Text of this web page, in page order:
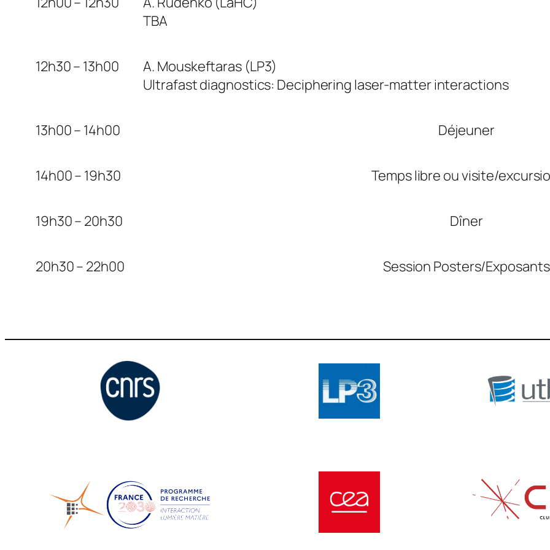
TBA
12h30 – 13h00
A. Mouskeftaras (LP3)
Ultrafast diagnostics: Deciphering laser-matter interactions
13h00 – 14h00 Déjeuner
14h00 – 19h30 Temps libre ou visite/
19h30 – 20h30 Dîner
20h30 – 22h00 Session Posters/Exposants